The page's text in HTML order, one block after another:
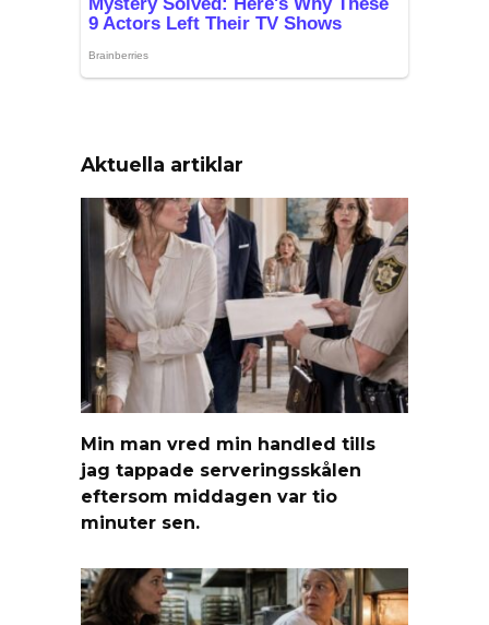
Aktuella artiklar
Min man vred min handled tills
jag tappade serveringsskålen
eftersom middagen var tio
minuter sen.